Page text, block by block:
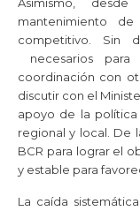
Asimismo,
mantenimiento
competitivo. Sin
necesarios
coordinación con
discutir con el
apoyo de la política
regional y local. De
BCR para lograr el
y estable para
La caída